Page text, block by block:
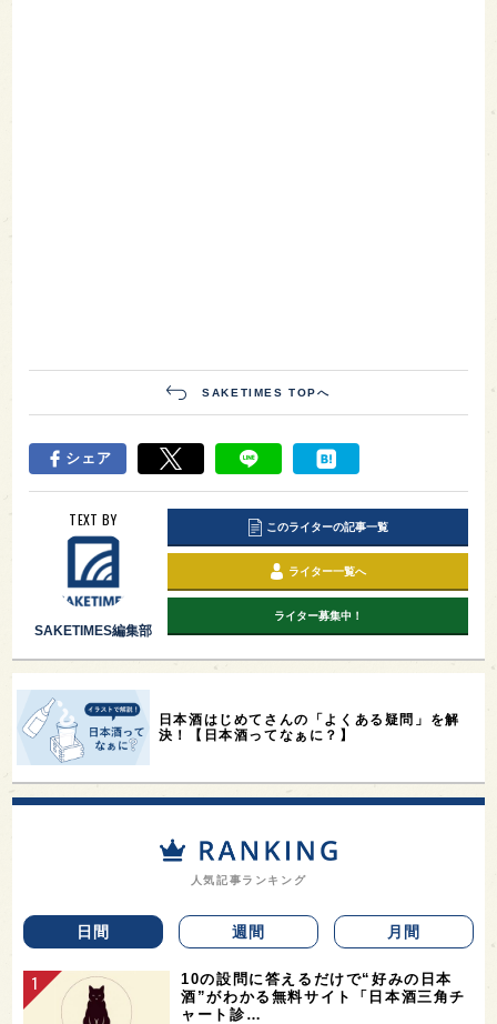
SAKETIMES TOPへ
シェア
TEXT BY
SAKETIMES編集部
このライターの記事一覧
ライター一覧へ
ライター募集中！
日本酒はじめてさんの「よくある疑問」を解
決！【日本酒ってなぁに？】
人気記事ランキング
日間 週間 月間
10の設問に答えるだけで“好みの日本
酒”がわかる無料サイト「日本酒三角チ
ャート診…